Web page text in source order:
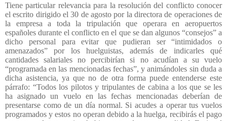
Tiene particular relevancia para la resolución del conflicto conocer
el escrito dirigido el 30 de agosto por la directora de operaciones de
la empresa a toda la tripulación que operara en aeropuertos
españoles durante el conflicto en el que se dan algunos “consejos” a
dicho personal para evitar que pudieran ser “intimidados o
amenazados” por los huelguistas, además de indicarles qué
cantidades salariales no percibirían si no acudían a su vuelo
“programada en las mencionadas fechas”, y animándoles sin duda a
dicha asistencia, ya que no de otra forma puede entenderse este
párrafo: “Todos los pilotos y tripulantes de cabina a los que se les
ha asignado un vuelo en las fechas mencionadas deberían de
presentarse como de un día normal. Si acudes a operar tus vuelos
programados y estos no operan debido a la huelga, recibirás el pago